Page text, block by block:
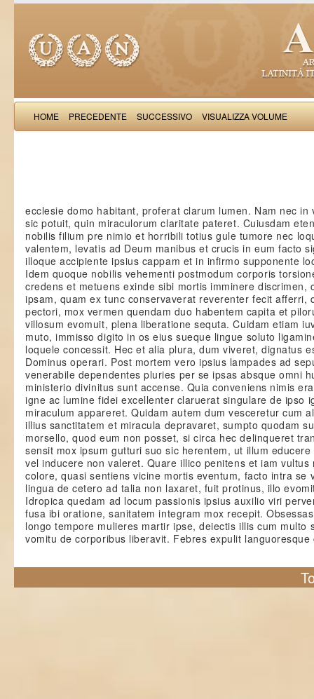
HOME PRECEDENTE SUCCESSIVO VISUALIZZA VOLUME
ecclesie domo habitant, proferat clarum lumen. Nam nec in
sic potuit, quin miraculorum claritate pateret. Cuiusdam
nobilis filium pre nimio et horribili totius gule tumore nec
valentem, levatis ad Deum manibus et crucis in eum facto
illoque accipiente ipsius cappam et in infirmo supponente
Idem quoque nobilis vehementi postmodum corporis
credens et metuens exinde sibi mortis imminere discrimen,
ipsam, quam ex tunc conservaverat reverenter fecit afferri,
pectori, mox vermen quendam duo habentem capita et
villosum evomuit, plena liberatione sequta. Cuidam etiam
muto, immisso digito in os eius sueque lingue soluto
loquele concessit. Hec et alia plura, dum viveret, dignatus
Dominus operari. Post mortem vero ipsius lampades ad
venerabile dependentes pluries per se ipsas absque omni
ministerio divinitus sunt accense. Quia conveniens nimis
igne ac lumine fidei excellenter claruerat singulare de ipso
miraculum appareret. Quidam autem dum vesceretur cum
illius sanctitatem et miracula depravaret, sumpto quodam
morsello, quod eum non posset, si circa hec delinqueret
sensit mox ipsum gutturi suo sic herentem, ut illum educere
vel inducere non valeret. Quare illico penitens et iam vultus
colore, quasi sentiens vicine mortis eventum, facto intra se
lingua de cetero ad talia non laxaret, fuit protinus, illo
Idropica quedam ad locum passionis ipsius auxilio viri
fusa ibi oratione, sanitatem integram mox recepit.
longo tempore mulieres martir ipse, deiectis illis cum multo
vomitu de corporibus liberavit. Febres expulit languoresque